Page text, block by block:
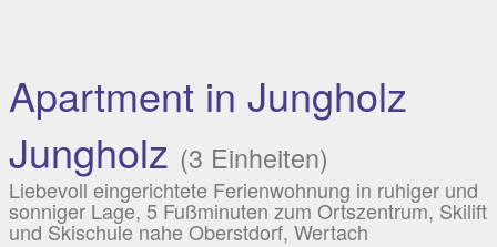
Apartment in Jungholz
Jungholz (3 Einheiten)
Liebevoll eingerichtete Ferienwohnung in ruhiger und
sonniger Lage, 5 Fußminuten zum Ortszentrum, Skilift
und Skischule nahe Oberstdorf, Wertach